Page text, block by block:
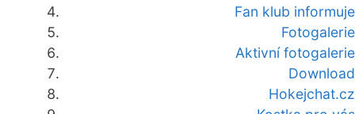
Fan klub informuje
Fotogalerie
Aktivní fotogalerie
Download
Hokejchat.cz